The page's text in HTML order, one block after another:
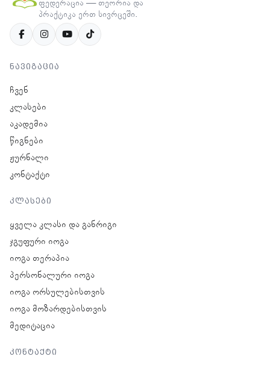
ფედერაცია — თეორია და
პრაქტიკა ერთ სივრცეში.
ნავიგაცია
ჩვენ
კლასები
აკადემია
წიგნები
ჟურნალი
კონტაქტი
კლასები
ყველა კლასი და განრიგი
ჯგუფური იოგა
იოგა თერაპია
პერსონალური იოგა
იოგა ორსულებისთვის
იოგა მოზარდებისთვის
მედიტაცია
კონტაქტი